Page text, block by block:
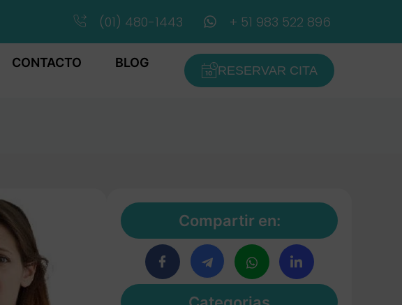
(01) 480-1443 + 51 983 522 896
CONTACTO BLOG
RESERVAR CITA
Compartir en: